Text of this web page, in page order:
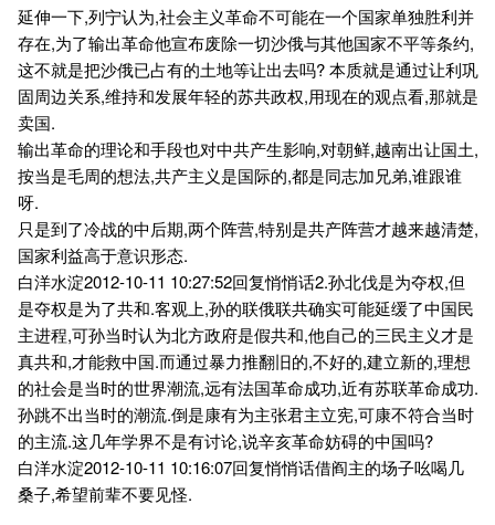
延伸一下,列宁认为,社会主义革命不可能在一个国家单独胜利并
存在,为了输出革命他宣布废除一切沙俄与其他国家不平等条约,
这不就是把沙俄已占有的土地等让出去吗? 本质就是通过让利巩
固周边关系,维持和发展年轻的苏共政权,用现在的观点看,那就是
卖国.
输出革命的理论和手段也对中共产生影响,对朝鲜,越南出让国土,
按当是毛周的想法,共产主义是国际的,都是同志加兄弟,谁跟谁
呀.
只是到了冷战的中后期,两个阵营,特别是共产阵营才越来越清楚,
国家利益高于意识形态.
白洋水淀2012-10-11 10:27:52回复悄悄话2.孙北伐是为夺权,但
是夺权是为了共和.客观上,孙的联俄联共确实可能延缓了中国民
主进程,可孙当时认为北方政府是假共和,他自己的三民主义才是
真共和,才能救中国.而通过暴力推翻旧的,不好的,建立新的,理想
的社会是当时的世界潮流,远有法国革命成功,近有苏联革命成功.
孙跳不出当时的潮流.倒是康有为主张君主立宪,可康不符合当时
的主流.这几年学界不是有讨论,说辛亥革命妨碍的中国吗?
白洋水淀2012-10-11 10:16:07回复悄悄话借阎主的场子吆喝几
桑子,希望前辈不要见怪.